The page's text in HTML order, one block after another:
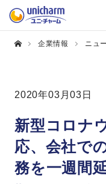
企業情報 ニュ
2020年03月03日
新型コロナ
応、会社で
務を一週間